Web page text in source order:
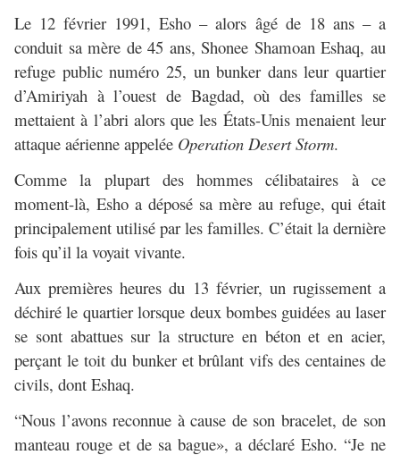
Le 12 février 1991, Esho – alors âgé de 18 ans – a
conduit sa mère de 45 ans, Shonee Shamoan Eshaq, au
refuge public numéro 25, un bunker dans leur quartier
d’Amiriyah à l’ouest de Bagdad, où des familles se
mettaient à l’abri alors que les États-Unis menaient leur
attaque aérienne appelée Operation Desert Storm.
Comme la plupart des hommes célibataires à ce
moment-là, Esho a déposé sa mère au refuge, qui était
principalement utilisé par les familles. C’était la dernière
fois qu’il la voyait vivante.
Aux premières heures du 13 février, un rugissement a
déchiré le quartier lorsque deux bombes guidées au laser
se sont abattues sur la structure en béton et en acier,
perçant le toit du bunker et brûlant vifs des centaines de
civils, dont Eshaq.
“Nous l’avons reconnue à cause de son bracelet, de son
manteau rouge et de sa bague», a déclaré Esho. “Je ne